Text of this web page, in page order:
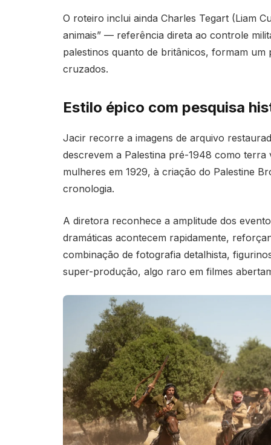
O roteiro inclui ainda Charles Tegart (Liam
animais” — referência direta ao controle
palestinos quanto de britânicos, formam
cruzados.
Estilo épico com pesquisa
Jacir recorre a imagens de arquivo
descrevem a Palestina pré-1948 como
mulheres em 1929, à criação do Palestine
cronologia.
A diretora reconhece a amplitude dos
dramáticas acontecem rapidamente,
combinação de fotografia detalhista,
super-produção, algo raro em filmes